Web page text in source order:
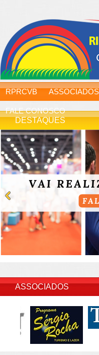
RPRCVB ASSOCIADOS
FALE CONOSCO
DESTAQUES
ASSOCIADOS